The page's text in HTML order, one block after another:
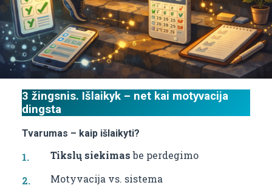
3 žingsnis. Išlaikyk – net kai motyvacija
dingsta
Tvarumas – kaip išlaikyti?
Tikslų siekimasbe perdegimo
Motyvacija vs. sistema